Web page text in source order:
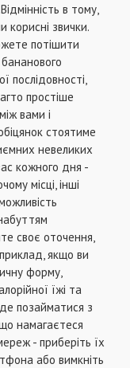
в тому,
звички.
потішити
послідовності,
простіше
вами і
стоятиме
невеликих
кожного дня -
місці, інші
своє оточення,
якщо ви
форму,
їжі та
позайматися з
намагаєтеся
- приберіть їх
або вимкніть